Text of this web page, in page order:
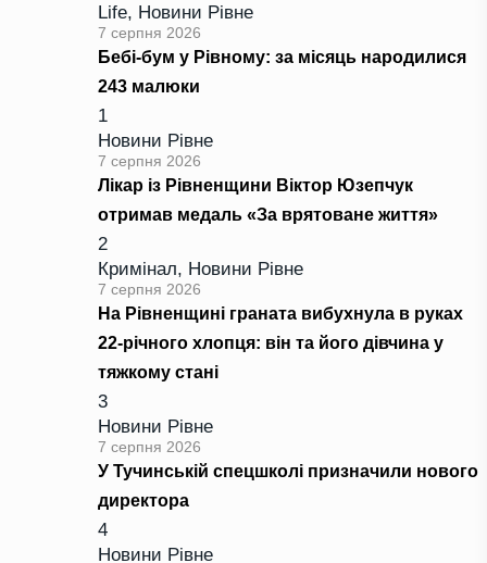
Life, Новини Рівне
7 серпня 2026
Бебі-бум у Рівному: за місяць народилися
243 малюки
1
Новини Рівне
7 серпня 2026
Лікар із Рівненщини Віктор Юзепчук
отримав медаль «За врятоване життя»
2
Кримінал, Новини Рівне
7 серпня 2026
На Рівненщині граната вибухнула в руках
22-річного хлопця: він та його дівчина у
тяжкому стані
3
Новини Рівне
7 серпня 2026
У Тучинській спецшколі призначили нового
директора
4
Новини Рівне